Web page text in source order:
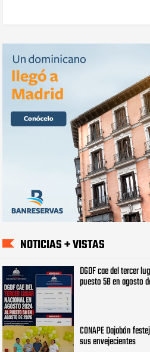
NOTICIAS + VISTAS
DGDF cae del tercer
puesto 58 en agosto
CONAPE Dajabón
sus envejecientes